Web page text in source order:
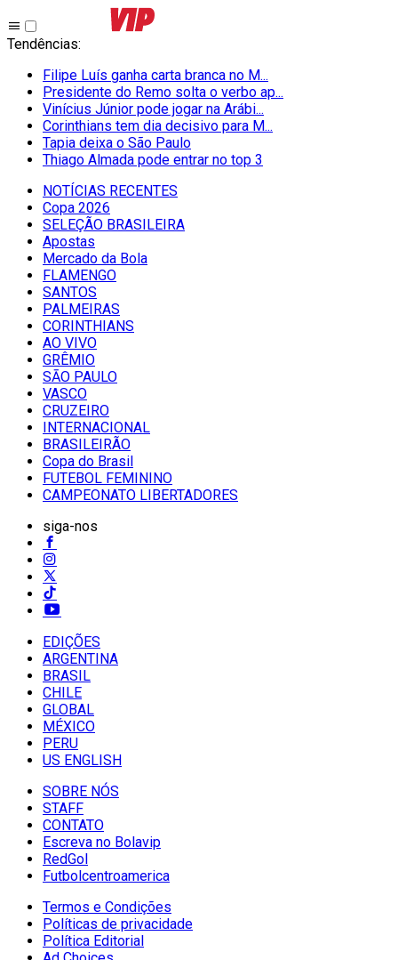
Tendências:
Filipe Luís ganha carta branca no M...
Presidente do Remo solta o verbo ap...
Vinícius Júnior pode jogar na Arábi...
Corinthians tem dia decisivo para M...
Tapia deixa o São Paulo
Thiago Almada pode entrar no top 3
NOTÍCIAS RECENTES
Copa 2026
SELEÇÃO BRASILEIRA
Apostas
Mercado da Bola
FLAMENGO
SANTOS
PALMEIRAS
CORINTHIANS
AO VIVO
GRÊMIO
SĀO PAULO
VASCO
CRUZEIRO
INTERNACIONAL
BRASILEIRÃO
Copa do Brasil
FUTEBOL FEMININO
CAMPEONATO LIBERTADORES
siga-nos
EDIÇÕES
ARGENTINA
BRASIL
CHILE
GLOBAL
MÉXICO
PERU
US ENGLISH
SOBRE NÓS
STAFF
CONTATO
Escreva no Bolavip
RedGol
Futbolcentroamerica
Termos e Condições
Políticas de privacidade
Política Editorial